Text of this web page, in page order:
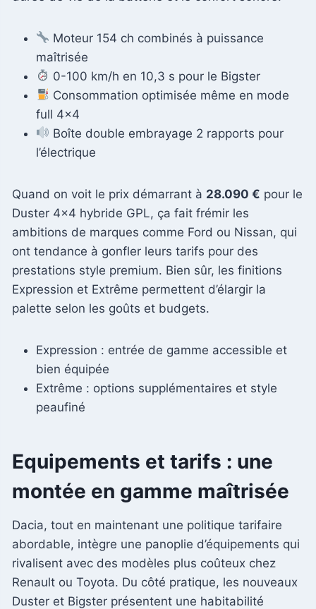
Moteur 154 ch combinés à puissance
maîtrisée
0-100 km/h en 10,3 s pour le Bigster
Consommation optimisée même en mode
full 4×4
Boîte double embrayage 2 rapports pour
l’électrique
Quand on voit le prix démarrant à 28.090 € pour le
Duster 4×4 hybride GPL, ça fait frémir les
ambitions de marques comme Ford ou Nissan, qui
ont tendance à gonfler leurs tarifs pour des
prestations style premium. Bien sûr, les finitions
Expression et Extrême permettent d’élargir la
palette selon les goûts et budgets.
Expression : entrée de gamme accessible et
bien équipée
Extrême : options supplémentaires et style
peaufiné
Equipements et tarifs : une
montée en gamme maîtrisée
Dacia, tout en maintenant une politique tarifaire
abordable, intègre une panoplie d’équipements qui
rivalisent avec des modèles plus coûteux chez
Renault ou Toyota. Du côté pratique, les nouveaux
Duster et Bigster présentent une habitabilité